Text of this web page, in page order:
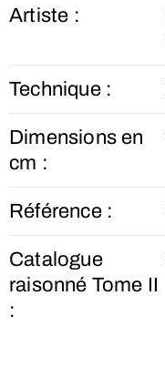
Artiste :
Technique :
Dimensions en
cm :
Référence :
Catalogue
raisonné Tome II
: